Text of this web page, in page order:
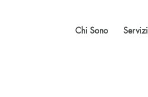
Chi Sono Servizi